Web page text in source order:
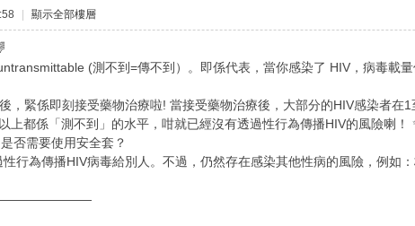
顯示全部樓層
(測不到=傳不到）。即係代表，當你感染了 HIV，病毒載
，緊係即刻接受藥物治療啦! 當接受藥物治療後，大部分的HIV感染者在
上都係「測不到」的水平，咁就已經沒有透過性行為傳播HIV的風險喇！
否需要使用安全套？
行為傳播HIV病毒給別人。不過，仍然存在感染其他性病的風險，例如